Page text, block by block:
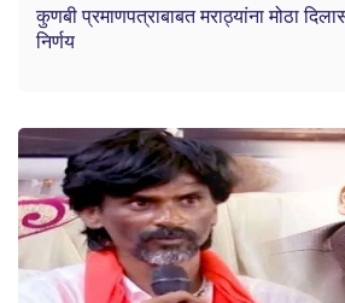
कुणबी प्रमाणपत्राबाबत मराठ्यांना मोठा
निर्णय